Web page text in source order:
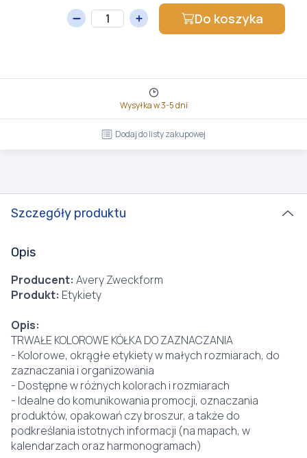
Do koszyka
Wysyłka w 3-5 dni
Dodaj do listy zakupowej
Szczegóły produktu
Opis
Producent: Avery Zweckform
Produkt: Etykiety
Opis:
TRWAŁE KOLOROWE KÓŁKA DO ZAZNACZANIA
- Kolorowe, okrągłe etykiety w małych rozmiarach, do
zaznaczania i organizowania
- Dostępne w różnych kolorach i rozmiarach
- Idealne do komunikowania promocji, oznaczania
produktów, opakowań czy broszur, a także do
podkreślania istotnych informacji (na mapach, w
kalendarzach oraz harmonogramach)